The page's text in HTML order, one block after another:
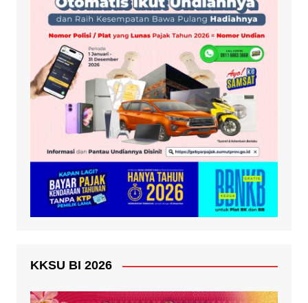
KKSU BI 2026